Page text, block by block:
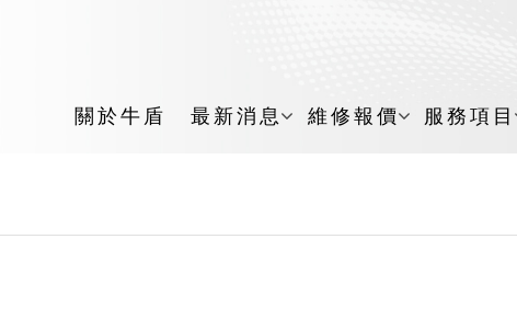
關於牛盾 最新消息 維修報價 服務項目